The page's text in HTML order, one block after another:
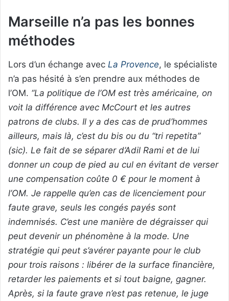
Marseille n’a pas les bonnes
méthodes
Lors d’un échange avec La Provence, le spécialiste
n’a pas hésité à s’en prendre aux méthodes de
l’OM. “La politique de l’OM est très américaine, on
voit la différence avec McCourt et les autres
patrons de clubs. Il y a des cas de prud’hommes
ailleurs, mais là, c’est du bis ou du “tri repetita”
(sic). Le fait de se séparer d’Adil Rami et de lui
donner un coup de pied au cul en évitant de verser
une compensation coûte 0 € pour le moment à
l’OM. Je rappelle qu’en cas de licenciement pour
faute grave, seuls les congés payés sont
indemnisés. C’est une manière de dégraisser qui
peut devenir un phénomène à la mode. Une
stratégie qui peut s’avérer payante pour le club
pour trois raisons : libérer de la surface financière,
retarder les paiements et si tout baigne, gagner.
Après, si la faute grave n’est pas retenue, le juge